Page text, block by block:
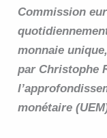
Commission
monnaie
par Christophe
monétaire